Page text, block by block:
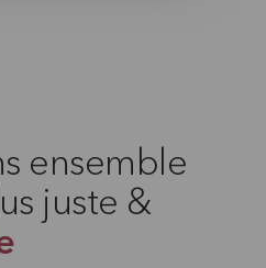
ensemble
juste &